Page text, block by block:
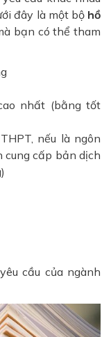
đây là một bộ hồ
bạn có thể tham
nhất (bằng tốt
nếu là ngôn
cung cấp bản dịch
cầu của ngành